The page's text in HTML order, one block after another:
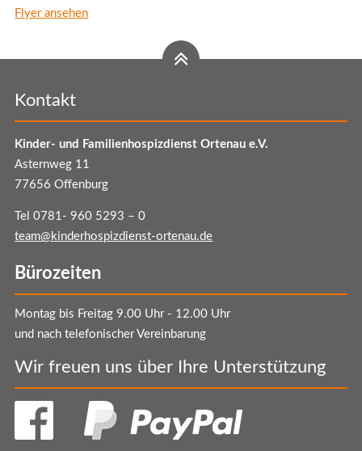
Flyer ansehen
Kontakt
Kinder- und Familienhospizdienst Ortenau e.V.
Asternweg 11
77656 Offenburg
Tel 0781- 960 5293 – 0
team@kinderhospizdienst-ortenau.de
Bürozeiten
Montag bis Freitag 9.00 Uhr - 12.00 Uhr
und nach telefonischer Vereinbarung
Wir freuen uns über Ihre Unterstützung